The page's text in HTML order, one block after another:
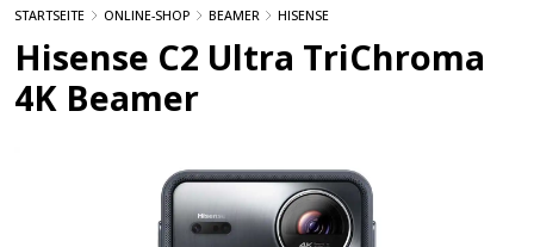
Beratung & Service
STARTSEITE ONLINE-SHOP BEAMER HISENSE
Hisense C2 Ultra TriChroma
4K Beamer